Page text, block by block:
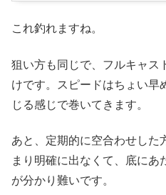
これ釣れますね。
狙い方も同じで、フルキャス
けです。スピードはちょい早
じる感じで巻いてきます。
あと、定期的に空合わせした
まり明確に出なくて、底に
が分かり難いです。